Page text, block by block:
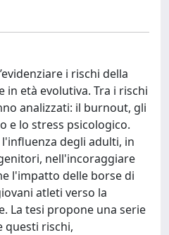
i rischi della
in età evolutiva. Tra i rischi
analizzati: il burnout, gli
e lo stress psicologico.
degli adulti, in
nell'incoraggiare
l'impatto delle borse di
atleti verso la
La tesi propone una serie
questi rischi,